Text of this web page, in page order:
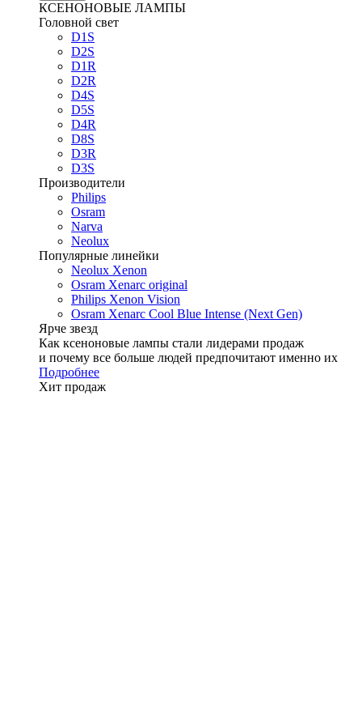
КСЕНОНОВЫЕ ЛАМПЫ
Головной свет
D1S
D2S
D1R
D2R
D4S
D5S
D4R
D8S
D3R
D3S
Производители
Philips
Osram
Narva
Neolux
Популярные линейки
Neolux Xenon
Osram Xenarc original
Philips Xenon Vision
Osram Xenarc Cool Blue Intense (Next Gen)
Ярче звезд
Как ксеноновые лампы стали лидерами продаж
и почему все больше людей предпочитают именно их
Подробнее
Хит продаж